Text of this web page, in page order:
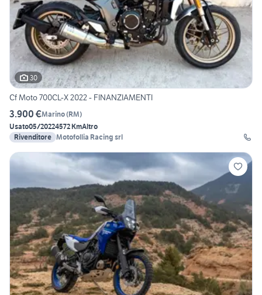
30
Cf Moto 700CL-X 2022 - FINANZIAMENTI
3.900 €Marino(RM)
Usato05/20224572 KmAltro
Rivenditore Motofollia Racing srl